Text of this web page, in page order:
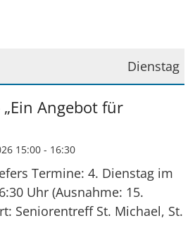
Dienstag
Angebot für
15:00 - 16:30
Termine: 4. Dienstag im
Uhr (Ausnahme: 15.
Seniorentreff St. Michael, St.